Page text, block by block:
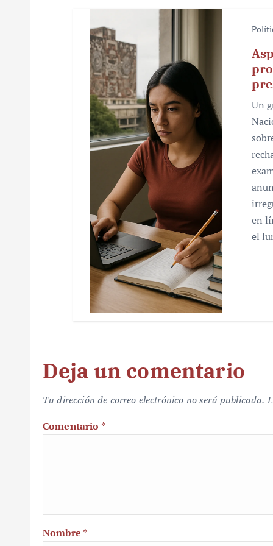
Un
en
el
Deja un comentario
Tu dirección de correo electrónico no será publicada.
Comentario *
Nombre *